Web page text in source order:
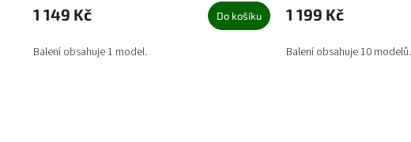
1 149 Kč Do košíku
Balení obsahuje 1 model.
1 199 Kč
Balení obsahuje 10 modelů.